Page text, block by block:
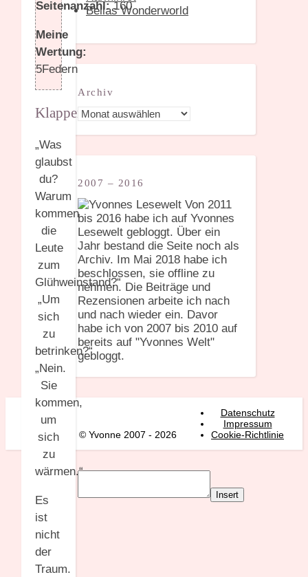
Seitenanzahl:160
Meine
Wertung:
5Federn
Klappentext:
„Was
glaubst
du?
Warum
kommen
die
Leute
zum
Glühweinstand?“
„Um
sich
zu
betrinken?“
„Nein.
Sie
kommen,
um
sich
zu
wärmen.“
Es
ist
nicht
der
Traum.
Bellas Wonderworld
Archiv
Archiv
2007 – 2016
Von 2011
bis 2016 habe ich auf Yvonnes
Lesewelt gebloggt. Über ein
Jahr bestand die Seite noch als
Archiv. Im Mai 2018 habe ich
beschlossen, sie offline zu
nehmen. Die Beiträge und
Rezensionen arbeite ich nach
und nach wieder ein. Davor
habe ich von 2007 bis 2010 auf
bereits auf "Yvonnes Welt"
gebloggt.
© Yvonne 2007 - 2026
Datenschutz
Impressum
Cookie-Richtlinie
Insert